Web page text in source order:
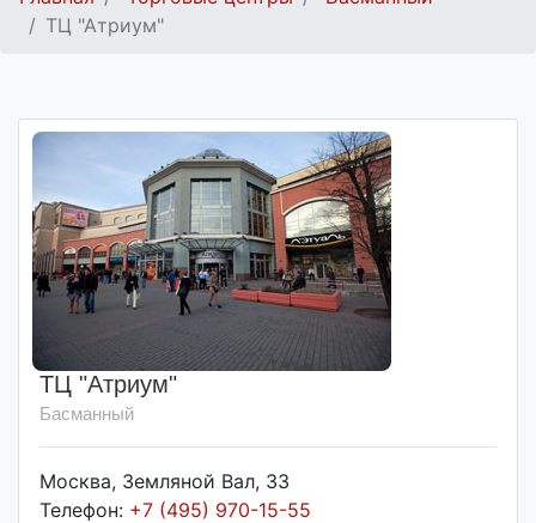
ТЦ "Атриум"
ТЦ "Атриум"
Басманный
Москва, Земляной Вал, 33
Телефон: +7 (495) 970-15-55